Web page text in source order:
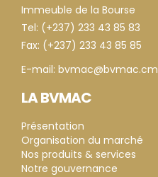
Immeuble de la Bourse
Tel: (+237) 233 43 85 83
Fax: (+237) 233 43 85 85
E-mail: bvmac@bvmac.cm
LA BVMAC
Présentation
Organisation du marché
Nos produits & services
Notre gouvernance